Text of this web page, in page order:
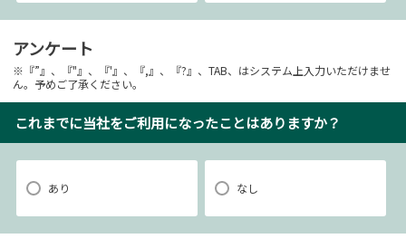
アンケート
※『”』、『"』、『'』、『,』、『?』、TAB、はシステム上入力いただけませ
ん。予めご了承ください。
これまでに当社をご利用になったことはありますか？
あり なし